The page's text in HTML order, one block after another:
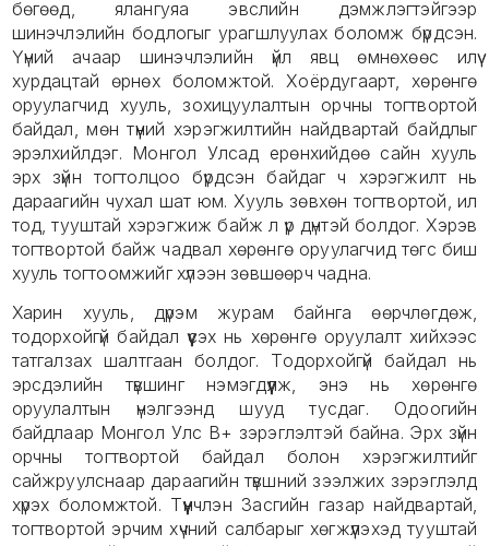
бөгөөд, ялангуяа эвслийн дэмжлэгтэйгээр
шинэчлэлийн бодлогыг урагшлуулах боломж бүрдсэн.
Үүний ачаар шинэчлэлийн үйл явц өмнөхөөс илүү
хурдацтай өрнөх боломжтой. Хоёрдугаарт, хөрөнгө
оруулагчид хууль, зохицуулалтын орчны тогтвортой
байдал, мөн түүний хэрэгжилтийн найдвартай байдлыг
эрэлхийлдэг. Монгол Улсад ерөнхийдөө сайн хууль
эрх зүйн тогтолцоо бүрдсэн байдаг ч хэрэгжилт нь
дараагийн чухал шат юм. Хууль зөвхөн тогтвортой, ил
тод, тууштай хэрэгжиж байж л үр дүнтэй болдог. Хэрэв
тогтвортой байж чадвал хөрөнгө оруулагчид төгс биш
хууль тогтоомжийг хүлээн зөвшөөрч чадна.
Харин хууль, дүрэм журам байнга өөрчлөгдөж,
тодорхойгүй байдал үүсэх нь хөрөнгө оруулалт хийхээс
татгалзах шалтгаан болдог. Тодорхойгүй байдал нь
эрсдэлийн түвшинг нэмэгдүүлж, энэ нь хөрөнгө
оруулалтын үнэлгээнд шууд тусдаг. Одоогийн
байдлаар Монгол Улс B+ зэрэглэлтэй байна. Эрх зүйн
орчны тогтвортой байдал болон хэрэгжилтийг
сайжруулснаар дараагийн түвшний зээлжих зэрэглэлд
хүрэх боломжтой. Түүнчлэн Засгийн газар найдвартай,
тогтвортой эрчим хүчний салбарыг хөгжүүлэхэд тууштай